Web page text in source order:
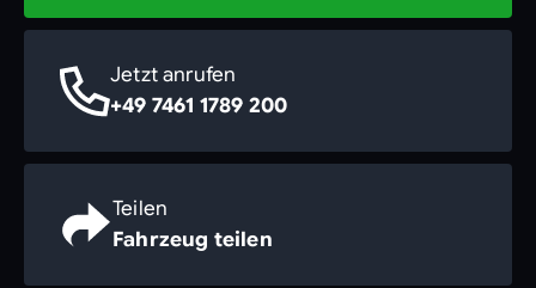
Jetzt anrufen
+49 7461 1789 200
Teilen
Fahrzeug teilen